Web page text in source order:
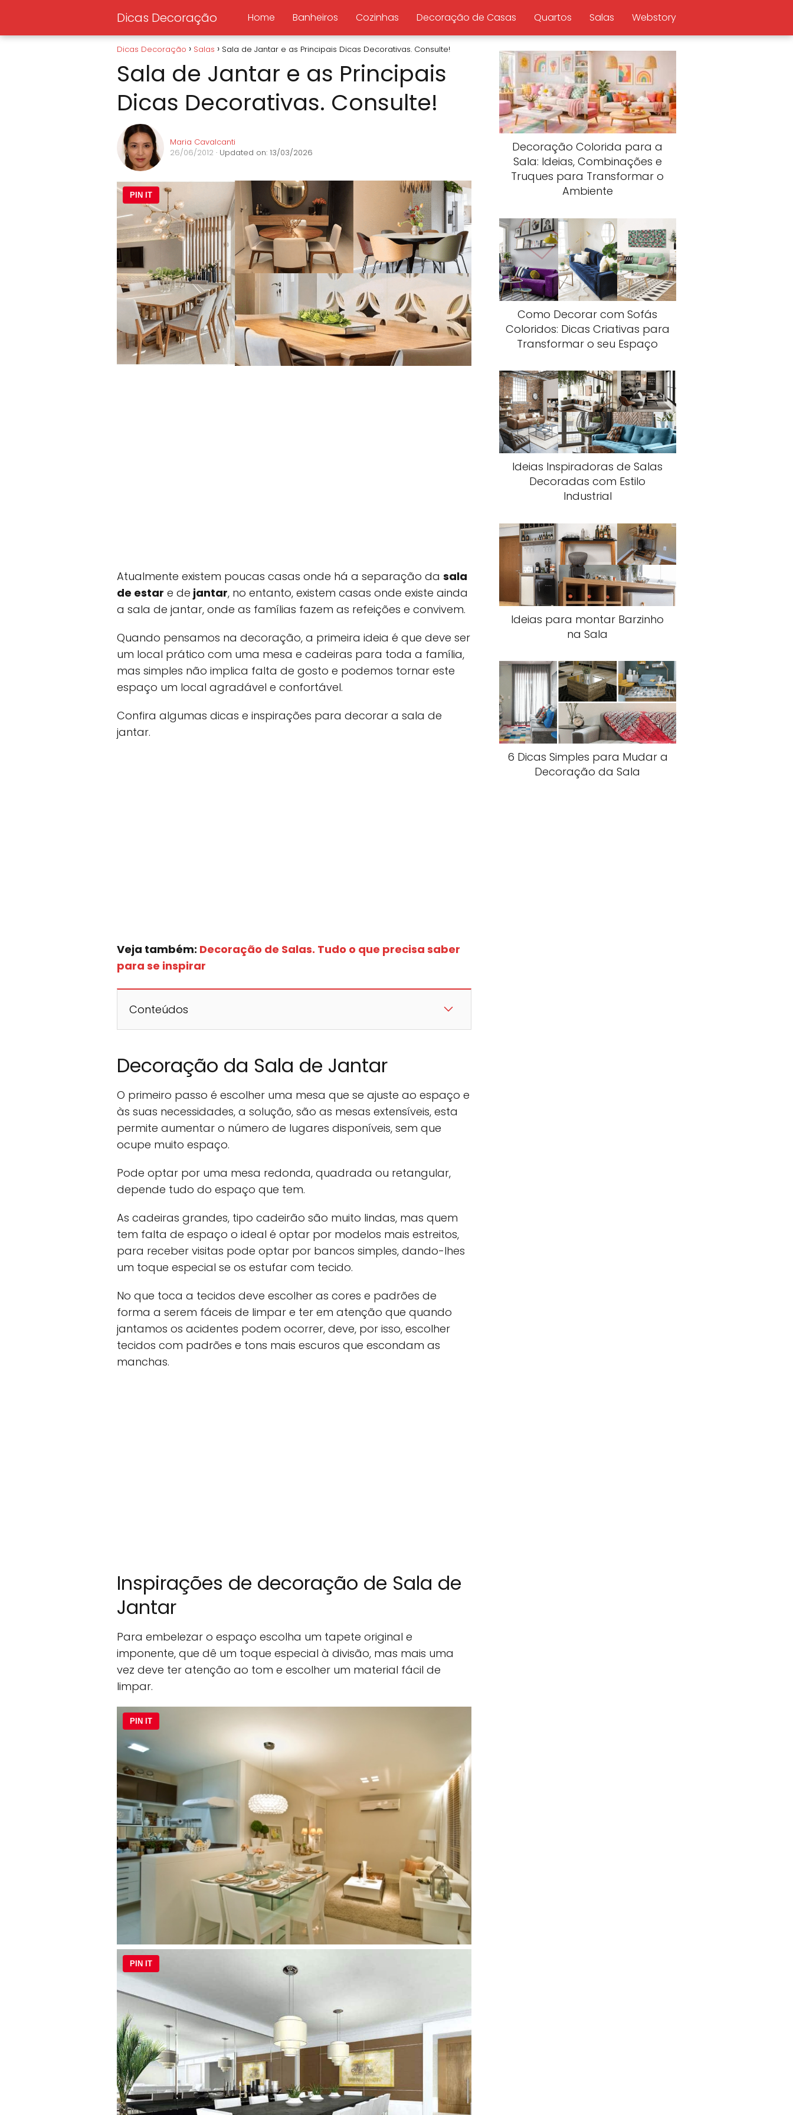
Dicas Decoração Home Banheiros Cozinhas Decoração de Casas Quartos Salas Webstory
Dicas Decoração Salas Sala de Jantar e as Principais Dicas Decorativas. Consulte!
Sala de Jantar e as Principais
Dicas Decorativas. Consulte!
Maria Cavalcanti
26/06/2012 · Updated on: 13/03/2026
PIN IT
Atualmente existem poucas casas onde há a separação da sala
de estar e de jantar, no entanto, existem casas onde existe ainda
a sala de jantar, onde as famílias fazem as refeições e convivem.
Quando pensamos na decoração, a primeira ideia é que deve ser
um local prático com uma mesa e cadeiras para toda a família,
mas simples não implica falta de gosto e podemos tornar este
espaço um local agradável e confortável.
Confira algumas dicas e inspirações para decorar a sala de
jantar.
Veja também: Decoração de Salas. Tudo o que precisa saber
para se inspirar
Conteúdos
Decoração da Sala de Jantar
O primeiro passo é escolher uma mesa que se ajuste ao espaço e
às suas necessidades, a solução, são as mesas extensíveis, esta
permite aumentar o número de lugares disponíveis, sem que
ocupe muito espaço.
Pode optar por uma mesa redonda, quadrada ou retangular,
depende tudo do espaço que tem.
As cadeiras grandes, tipo cadeirão são muito lindas, mas quem
tem falta de espaço o ideal é optar por modelos mais estreitos,
para receber visitas pode optar por bancos simples, dando-lhes
um toque especial se os estufar com tecido.
No que toca a tecidos deve escolher as cores e padrões de
forma a serem fáceis de limpar e ter em atenção que quando
jantamos os acidentes podem ocorrer, deve, por isso, escolher
tecidos com padrões e tons mais escuros que escondam as
manchas.
Inspirações de decoração de Sala de
Jantar
Para embelezar o espaço escolha um tapete original e
imponente, que dê um toque especial à divisão, mas mais uma
vez deve ter atenção ao tom e escolher um material fácil de
limpar.
PIN IT
PIN IT
Decoração Colorida para a
Sala: Ideias, Combinações e
Truques para Transformar o
Ambiente
Como Decorar com Sofás
Coloridos: Dicas Criativas para
Transformar o seu Espaço
Ideias Inspiradoras de Salas
Decoradas com Estilo
Industrial
Ideias para montar Barzinho
na Sala
6 Dicas Simples para Mudar a
Decoração da Sala